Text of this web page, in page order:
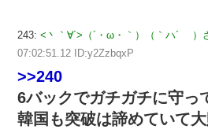
243: <丶｀∀´>（´・ω・｀）（｀ハ´ ）
07:02:51.12 ID:y2ZzbqxP
>>240
6バックでガチガチに守っ
韓国も突破は諦めていて